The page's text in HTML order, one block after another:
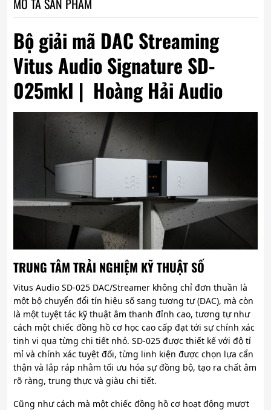
Bộ giải mã DAC Streaming
Vitus Audio Signature SD-
025mkI | Hoàng Hải Audio
TRUNG TÂM TRẢI NGHIỆM KỸ THUẬT SỐ
Vitus Audio SD-025 DAC/Streamer không chỉ đơn thuần là
một bộ chuyển đổi tín hiệu số sang tương tự (DAC), mà còn
là một tuyệt tác kỹ thuật âm thanh đỉnh cao, tương tự như
cách một chiếc đồng hồ cơ học cao cấp đạt tới sự chính xác
tinh vi qua từng chi tiết nhỏ. SD-025 được thiết kế với độ tỉ
mỉ và chính xác tuyệt đối, từng linh kiện được chọn lựa cẩn
thận và lắp ráp nhằm tối ưu hóa sự đồng bộ, tạo ra chất âm
rõ ràng, trung thực và giàu chi tiết.
Cũng như cách mà một chiếc đồng hồ cơ hoạt động mượt